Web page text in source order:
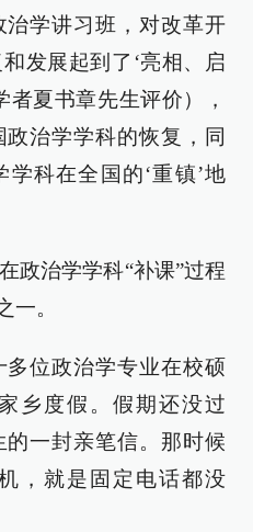
治学讲习班，对改革开
发展起到了‘亮相、启
者夏书章先生评价），
治学学科的恢复，同
科在全国的‘重镇’地
政治学学科“补课”过程
一。
位政治学专业在校硕
乡度假。假期还没过
一封亲笔信。那时候
，就是固定电话都没